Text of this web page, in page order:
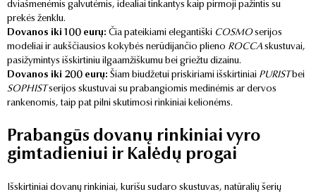
dviašmenėmis galvutėmis, idealiai tinkantys kaip pirmoji pažintis su
prekės ženklu.
Dovanos iki 100 eurų: Čia pateikiami elegantiški COSMOserijos
modeliai ir aukščiausios kokybės nerūdijančio plieno ROCCA skustuvai,
pasižymintys išskirtiniu ilgaamžiškumu bei griežtu dizainu.
Dovanos iki 200 eurų: Šiam biudžetui priskiriami išskirtiniai PURIST bei
SOPHIST serijos skustuvai su prabangiomis medinėmis ar dervos
rankenomis, taip pat pilni skutimosi rinkiniai kelionėms.
Prabangūs dovanų rinkiniai vyro
gimtadieniui ir Kalėdų progai
Išskirtiniai dovanų rinkiniai, kurišu sudaro skustuvas, natūralių šerių